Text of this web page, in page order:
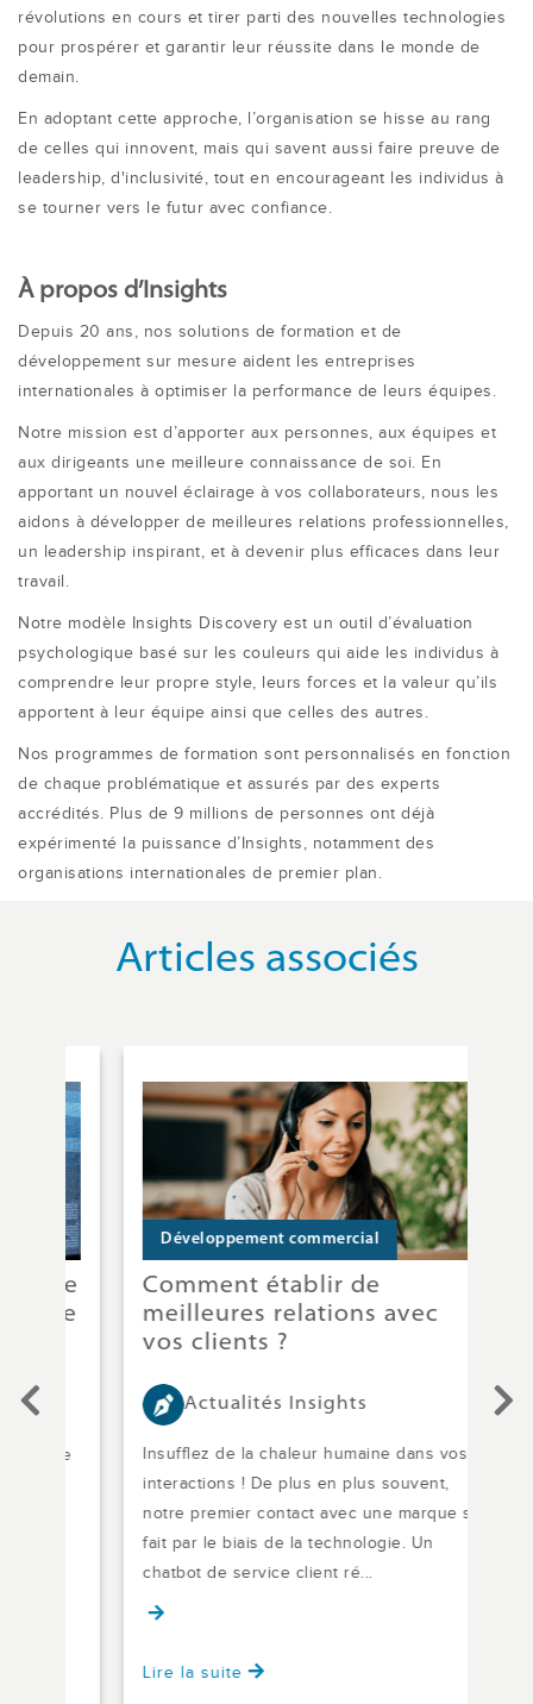
révolutions en cours et tirer parti des nouvelles technologies
pour prospérer et garantir leur réussite dans le monde de
demain.
En adoptant cette approche, l’organisation se hisse au rang
de celles qui innovent, mais qui savent aussi faire preuve de
leadership, d'inclusivité, tout en encourageant les individus à
se tourner vers le futur avec confiance.
Àpropos d’Insights
Depuis 20 ans, nos solutions de formation et de
développement sur mesure aident les entreprises
internationales à optimiser la performance de leurs équipes.
Notre mission est d’apporter aux personnes, aux équipes et
aux dirigeants une meilleure connaissance de soi. En
apportant un nouvel éclairage à vos collaborateurs, nous les
aidons à développer de meilleures relations professionnelles,
un leadership inspirant, et à devenir plus efficaces dans leur
travail.
Notre modèle Insights Discovery est un outil d’évaluation
psychologique basé sur les couleurs qui aide les individus à
comprendre leur propre style, leurs forces et la valeur qu’ils
apportent à leur équipe ainsi que celles des autres.
Nos programmes de formation sont personnalisés en fonction
de chaque problématique et assurés par des experts
accrédités. Plus de 9 millions de personnes ont déjà
expérimenté la puissance d’Insights, notamment des
organisations internationales de premier plan.
Articles associés
Développement commercial
Comment établir de
meilleures relations avec
vos clients ?
Actualités Insights
Insufflez de la chaleur humaine dans vos
interactions ! De plus en plus souvent,
notre premier contact avec une marque se
fait par le biais de la technologie. Un
chatbot de service client ré...
Lire la suite